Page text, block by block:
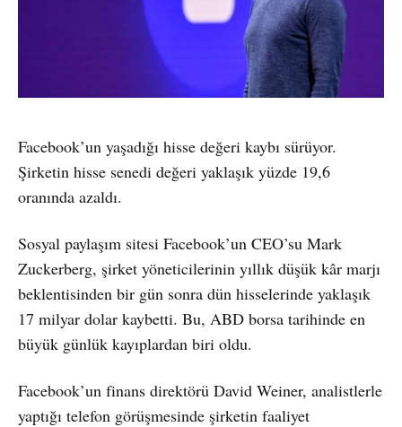
Facebook’un yaşadığı hisse değeri kaybı sürüyor.
Şirketin hisse senedi değeri yaklaşık yüzde 19,6
oranında azaldı.
Sosyal paylaşım sitesi Facebook’un CEO’su Mark
Zuckerberg, şirket yöneticilerinin yıllık düşük kâr marjı
beklentisinden bir gün sonra dün hisselerinde yaklaşık
17 milyar dolar kaybetti. Bu, ABD borsa tarihinde en
büyük günlük kayıplardan biri oldu.
Facebook’un finans direktörü David Weiner, analistlerle
yaptığı telefon görüşmesinde şirketin faaliyet